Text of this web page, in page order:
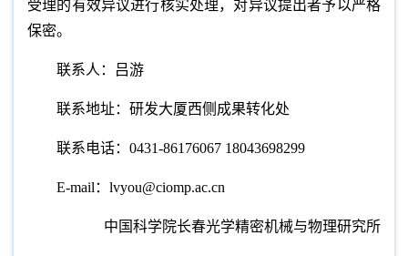
受理的有效异议进行核实处理，对异议提出者予以严格
保密。
联系人： 吕游
联系地址： 研发大厦西侧成果转化处
联系电话： 0431-86176067 18043698299
E-mail： lvyou@ciomp.ac.cn
中国科学院长春光学精密机械与物理研究所